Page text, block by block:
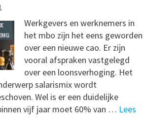
Werkgevers en werknemers in
het mbo zijn het eens geworden
over een nieuwe cao. Er zijn
vooral afspraken vastgelegd
over een loonsverhoging. Het
salarismix wordt
Wel is er een duidelijke
vijf jaar moet 60% van … Lees